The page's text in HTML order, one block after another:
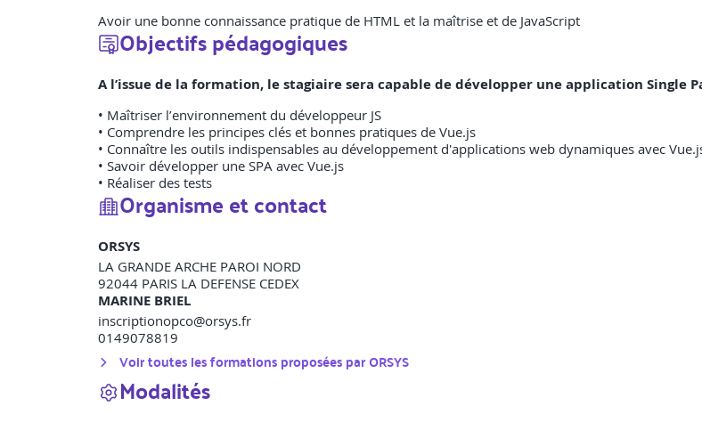
Avoir une bonne connaissance pratique de HTML et la maîtrise et de JavaScript
Objectifs pédagogiques
A l’issue de la formation, le stagiaire sera capable de développer une application Single
• Maîtriser l’environnement du développeur JS
• Comprendre les principes clés et bonnes pratiques de Vue.js
• Connaître les outils indispensables au développement d'applications web dynamiques avec
• Savoir développer une SPA avec Vue.js
• Réaliser des tests
Organisme et contact
ORSYS
LA GRANDE ARCHE PAROI NORD
92044 PARIS LA DEFENSE CEDEX
MARINE BRIEL
inscriptionopco@orsys.fr
0149078819
Voir toutes les formations proposées parORSYS
Modalités